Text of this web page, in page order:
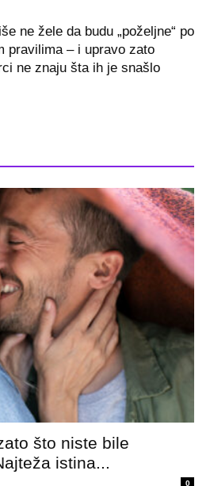
ne žele da budu „poželjne“ po
pravilima – i upravo zato
ne znaju šta ih je snašlo
što niste bile
istina...
0